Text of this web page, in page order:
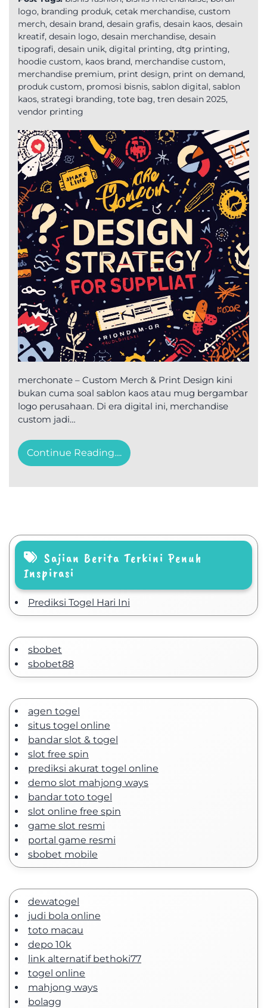
logo, branding produk, cetak merchandise, custom
merch, desain brand, desain grafis, desain kaos, desain
kreatif, desain logo, desain merchandise, desain
tipografi, desain unik, digital printing, dtg printing,
hoodie custom, kaos brand, merchandise custom,
merchandise premium, print design, print on demand,
produk custom, promosi bisnis, sablon digital, sablon
kaos, strategi branding, tote bag, tren desain 2025,
vendor printing
merchonate – Custom Merch & Print Design kini
bukan cuma soal sablon kaos atau mug bergambar
logo perusahaan. Di era digital ini, merchandise
custom jadi…
Continue Reading....
Sajian Berita Terkini Penuh
Inspirasi
Prediksi Togel Hari Ini
sbobet
sbobet88
agen togel
situs togel online
bandar slot & togel
slot free spin
prediksi akurat togel online
demo slot mahjong ways
bandar toto togel
slot online free spin
game slot resmi
portal game resmi
sbobet mobile
dewatogel
judi bola online
toto macau
depo 10k
link alternatif bethoki77
togel online
mahjong ways
bolagg